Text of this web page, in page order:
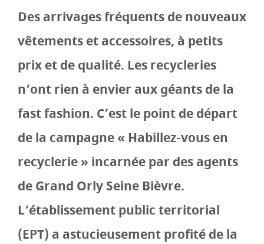
Des arrivages fréquents de nouveaux
vêtements et accessoires, à petits
prix et de qualité. Les recycleries
n’ont rien à envier aux géants de la
fast fashion. C’est le point de départ
de la campagne « Habillez-vous en
recyclerie » incarnée par des agents
de Grand Orly Seine Bièvre.
L’établissement public territorial
(EPT) a astucieusement profité de la